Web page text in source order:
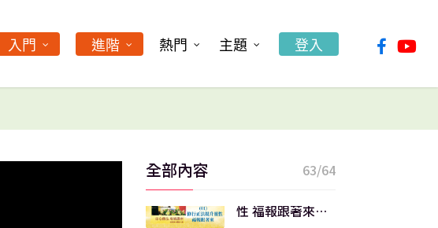
入門 進階 熱門 主題 登入 facebook
全部內容 63/64
清淨無染無所求
｜第七講06｜印
佛法專修講座
七講08｜印心佛
性 福報跟著來｜